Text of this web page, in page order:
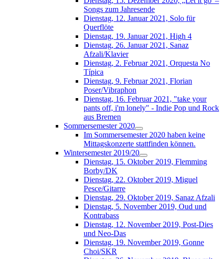
Songs zum Jahresende
Dienstag, 12. Januar 2021, Solo für
Querflöte
Dienstag, 19. Januar 2021, High 4
Dienstag, 26. Januar 2021, Sanaz
Afzali/Klavier
Dienstag, 2. Februar 2021, Orquesta No
Típica
Dienstag, 9. Februar 2021, Florian
Poser/Vibraphon
Dienstag, 16. Februar 2021, "take your
pants off, i'm lonely" - Indie Pop und Rock
aus Bremen
Sommersemester 2020
Im Sommersemester 2020 haben keine
Mittagskonzerte stattfinden können.
Wintersemester 2019/20
Dienstag, 15. Oktober 2019, Flemming
Borby/DK
Dienstag, 22. Oktober 2019, Miguel
Pesce/Gitarre
Dienstag, 29. Oktober 2019, Sanaz Afzali
Dienstag, 5. November 2019, Oud und
Kontrabass
Dienstag, 12. November 2019, Post-Dies
und Neo-Das
Dienstag, 19. November 2019, Gonne
Choi/SKR